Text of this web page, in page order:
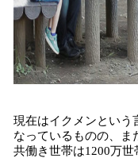
現在はイクメンという
なっているものの、ま
共働き世帯は1200万